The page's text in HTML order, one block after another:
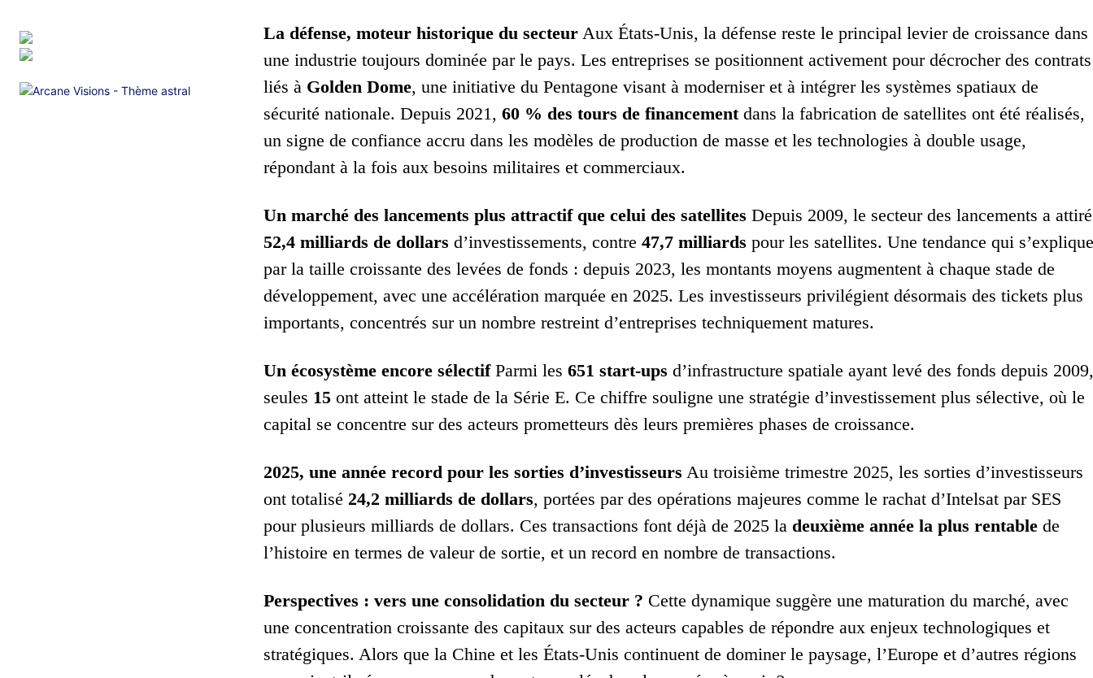
La défense, moteur historique du secteur Aux États-Unis, la défense reste le principal levier de croissance dans
une industrie toujours dominée par le pays. Les entreprises se positionnent activement pour décrocher des contrats
liés à Golden Dome, une initiative du Pentagone visant à moderniser et à intégrer les systèmes spatiaux de
sécurité nationale. Depuis 2021, 60 % des tours de financementdans la fabrication de satellites ont été réalisés,
un signe de confiance accru dans les modèles de production de masse et les technologies à double usage,
répondant à la fois aux besoins militaires et commerciaux.
Un marché des lancements plus attractif que celui des satellites Depuis 2009, le secteur des lancements a attiré
52,4 milliards de dollars d’investissements, contre 47,7 milliards pour les satellites. Une tendance qui s’explique
par la taille croissante des levées de fonds : depuis 2023, les montants moyens augmentent à chaque stade de
développement, avec une accélération marquée en 2025. Les investisseurs privilégient désormais des tickets plus
importants, concentrés sur un nombre restreint d’entreprises techniquement matures.
Un écosystème encore sélectifParmi les 651 start-ups d’infrastructure spatiale ayant levé des fonds depuis 2009,
seules 15 ont atteint le stade de la Série E. Ce chiffre souligne une stratégie d’investissement plus sélective, où le
capital se concentre sur des acteurs prometteurs dès leurs premières phases de croissance.
2025, une année record pour les sorties d’investisseurs Au troisième trimestre 2025, les sorties d’investisseurs
ont totalisé 24,2 milliards de dollars, portées par des opérations majeures comme le rachat d’Intelsat par SES
pour plusieurs milliards de dollars. Ces transactions font déjà de 2025 la deuxième année la plus rentable de
l’histoire en termes de valeur de sortie, et un record en nombre de transactions.
Perspectives : vers une consolidation du secteur ? Cette dynamique suggère une maturation du marché, avec
une concentration croissante des capitaux sur des acteurs capables de répondre aux enjeux technologiques et
stratégiques. Alors que la Chine et les États-Unis continuent de dominer le paysage, l’Europe et d’autres régions